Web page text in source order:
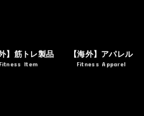
外】筋トレ製品
Fitness Item
【海外】アパレル
Fitness Apparel